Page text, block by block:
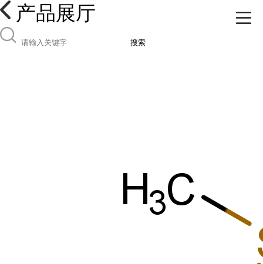
产品展厅
搜索